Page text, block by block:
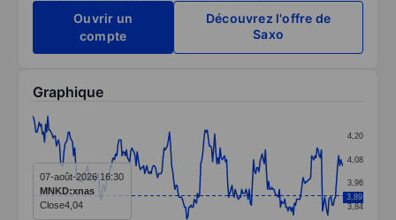
Ouvrir un
compte
Découvrez l'offre de
Saxo
Graphique
Line chart with 289 data points.
The chart has 1 X axis displaying categories.
The chart has 1 Y axis displaying values. Data
3,84
3,96
4,08
4,20
3,89
07-août-2026 16:30
MNKD:xnas
Close4,04